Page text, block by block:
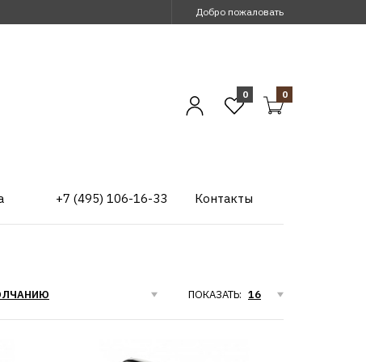
Добро пожаловать
0 0
+7 (495) 106-16-33 Контакты
ПОКАЗАТЬ: